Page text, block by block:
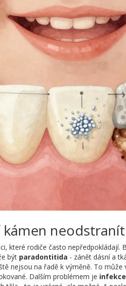
kámen
které rodiče často nepředpokládají.
být paradontitida - zánět dásní a
nejsou na řadě k výměně. To
Dalším problémem je infekce